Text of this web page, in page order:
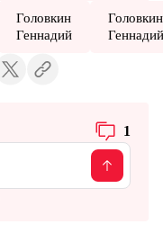
Головкин
Геннадий
Головкин
1